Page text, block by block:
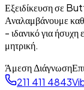
Εξειδίκευση σε
Αναλαμβάνουμε
- ιδανικό για
μητρική.
Άμεση Διάγνωση
211 411 4843